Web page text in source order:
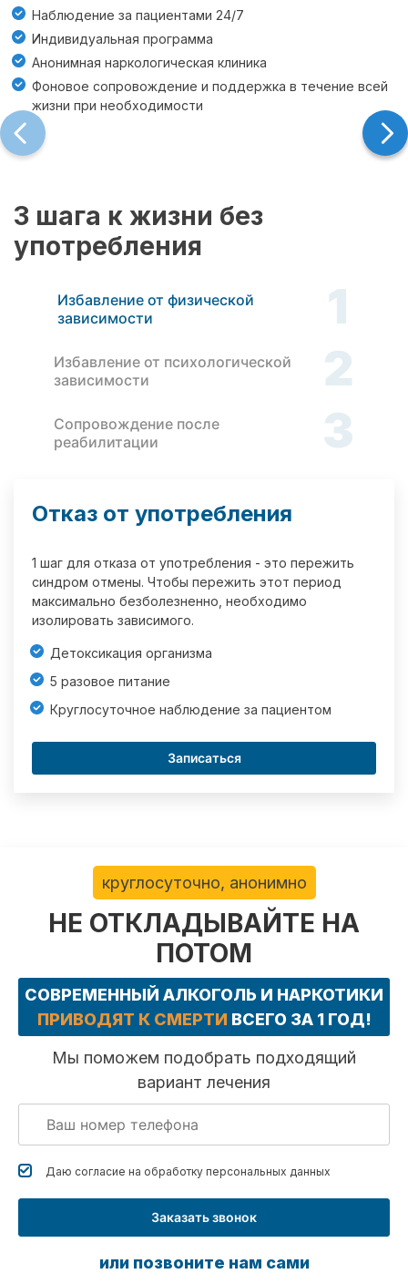
Наблюдение за пациентами 24/7
Индивидуальная программа
Анонимная наркологическая клиника
Фоновое сопровождение и поддержка в течение всей
жизни при необходимости
3 шага к жизни без
употребления
Избавление от физической
зависимости
1
Избавление от психологической
зависимости
2
Сопровождение после
реабилитации
3
Отказ от употребления
1 шаг для отказа от употребления - это пережить
синдром отмены. Чтобы пережить этот период
максимально безболезненно, необходимо
изолировать зависимого.
Детоксикация организма
5 разовое питание
Круглосуточное наблюдение за пациентом
Записаться
круглосуточно, анонимно
НЕ ОТКЛАДЫВАЙТЕ НА
ПОТОМ
СОВРЕМЕННЫЙ АЛКОГОЛЬ И НАРКОТИКИ
ПРИВОДЯТ К СМЕРТИ ВСЕГО ЗА 1 ГОД!
Мы поможем подобрать подходящий
вариант лечения
Даю согласие на обработку персональных данных
Заказать звонок
или позвоните нам сами